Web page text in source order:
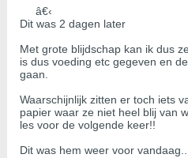
â€‹
Dit was 2 dagen later
Met grote blijdschap kan ik dus
is dus voeding etc gegeven en
gaan.
Waarschijnlijk zitten er toch iets
papier waar ze niet heel blij van
les voor de volgende keer!!
Dit was hem weer voor vandaag..